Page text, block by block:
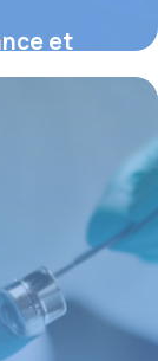
et